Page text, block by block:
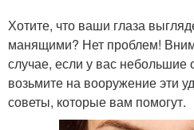
Хотите, что ваши глаза
манящими? Нет проблем!
случае, если у вас небольшие
возьмите на вооружение эти
советы, которые вам помогут.